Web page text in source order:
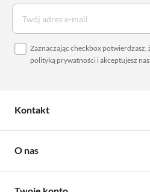
Zaznaczając checkbox potwierdzasz,
polityką prywatności i akceptujesz
Kontakt
O nas